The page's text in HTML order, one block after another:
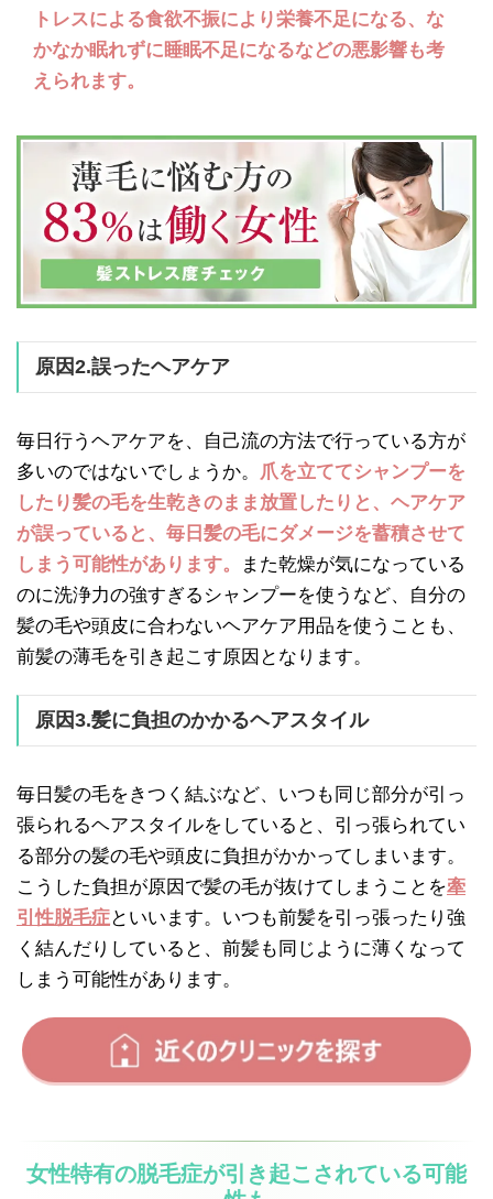
トレスによる食欲不振により栄養不足になる、な
かなか眠れずに睡眠不足になるなどの悪影響も考
えられます。
原因2.誤ったヘアケア
毎日行うヘアケアを、自己流の方法で行っている方が
多いのではないでしょうか。 爪を立ててシャンプーを
したり髪の毛を生乾きのまま放置したりと、ヘアケア
が誤っていると、毎日髪の毛にダメージを蓄積させて
しまう可能性があります。
また乾燥が気になっている
のに洗浄力の強すぎるシャンプーを使うなど、自分の
髪の毛や頭皮に合わないヘアケア用品を使うことも、
前髪の薄毛を引き起こす原因となります。
原因3.髪に負担のかかるヘアスタイル
毎日髪の毛をきつく結ぶなど、いつも同じ部分が引っ
張られるヘアスタイルをしていると、引っ張られてい
る部分の髪の毛や頭皮に負担がかかってしまいます。
こうした負担が原因で髪の毛が抜けてしまうことを牽
引性脱毛症といいます。いつも前髪を引っ張ったり強
く結んだりしていると、前髪も同じように薄くなって
しまう可能性があります。
女性特有の脱毛症が引き起こされている可能